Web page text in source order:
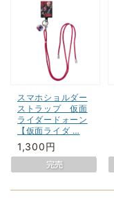
スマホショルダー
ストラップ 仮面
ライダードォーン
【仮面ライダ …
1,300円